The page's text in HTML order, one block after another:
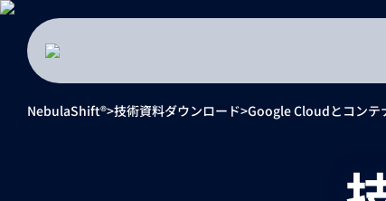
NebulaShift® 技術資料ダウンロード Google Cloudとコンテ